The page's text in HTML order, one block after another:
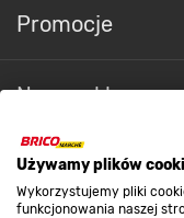
Używamy plików
Wykorzystujemy pliki
funkcjonowania naszej
Promocje
Nasze sklepy
O nas